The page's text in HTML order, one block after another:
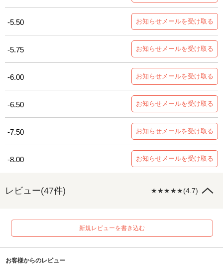
-5.50 お知らせメールを受け取る
-5.75 お知らせメールを受け取る
-6.00 お知らせメールを受け取る
-6.50 お知らせメールを受け取る
-7.50 お知らせメールを受け取る
-8.00 お知らせメールを受け取る
レビュー(47件) ★★★★★(4.7)
新規レビューを書き込む
お客様からのレビュー